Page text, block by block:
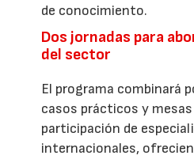
de conocimiento.
Dos jornadas para
del sector
El programa combinará
casos prácticos y
participación de
internacionales,